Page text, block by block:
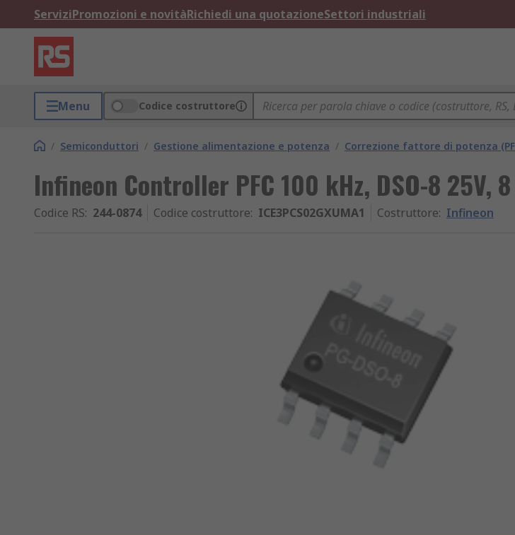
ServiziPromozioni e novitàRichiedi una quotazioneSettori industriali
Menu Codice costruttore
/ Semiconduttori / Gestione alimentazione e potenza / Correzione fattore di potenza
Infineon Controller PFC 100 kHz, DSO-8 25V,
Codice RS: 244-0874 Codice costruttore: ICE3PCS02GXUMA1 Costruttore: Infineon